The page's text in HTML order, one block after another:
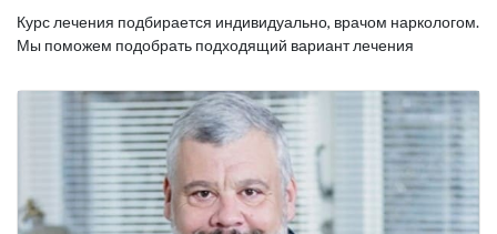
Курс лечения подбирается индивидуально, врачом наркологом.
Мы поможем подобрать подходящий вариант лечения